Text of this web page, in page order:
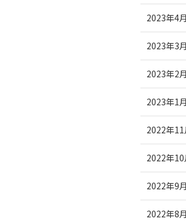
2023年4
2023年3
2023年2
2023年1
2022年
2022年
2022年9
2022年8